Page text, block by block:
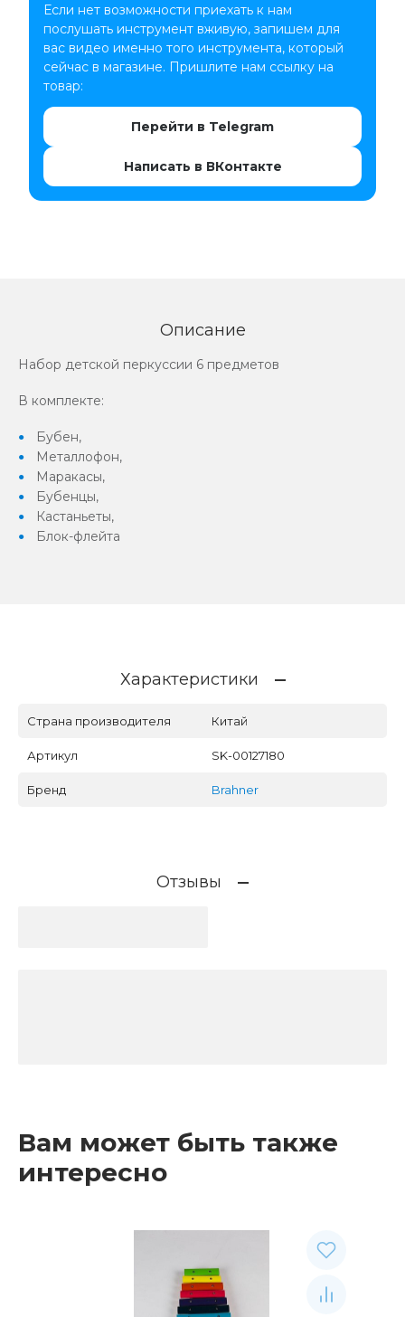
Если нет возможности приехать к нам
послушать инструмент вживую, запишем для
вас видео именно того инструмента, который
сейчас в магазине. Пришлите нам ссылку на
товар:
Перейти в Telegram
Написать в ВКонтакте
Описание
Набор детской перкуссии 6 предметов
В комплекте:
Бубен,
Металлофон,
Маракасы,
Бубенцы,
Кастаньеты,
Блок-флейта
Характеристики
Страна производителя Китай
Артикул SK-00127180
Бренд Brahner
Отзывы
Вам может быть также
интересно